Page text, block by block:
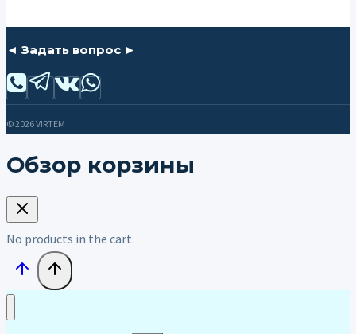
◄ Задать вопрос ►
© 2026 VIRTEM
Обзор корзины
No products in the cart.